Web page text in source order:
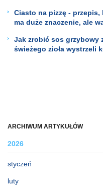
ARCHIWUM ARTYKUŁÓW
2026
styczeń
luty
Ciasto na pizzę -
ma duże znaczenie, ale
Jak zrobić sos grzybowy
świeżego zioła wystrzeli